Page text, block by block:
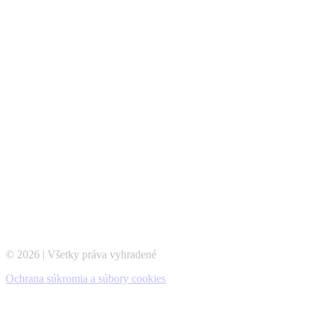
© 2026 | Všetky práva vyhradené
Ochrana súkromia a súbory cookies